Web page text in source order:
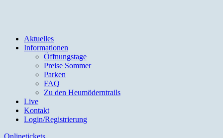
Aktuelles
Informationen
Öffnungstage
Preise Sommer
Parken
FAQ
Zu den Heumöderntrails
Live
Kontakt
Login/Registrierung